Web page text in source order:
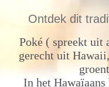
Ontdek dit
Poké ( spreekt uit
gerecht uit
In het